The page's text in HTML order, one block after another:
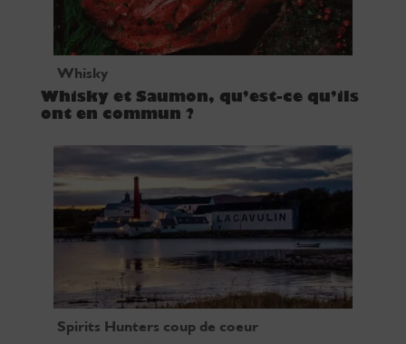
Whisky
Whisky et Saumon, qu’est-ce qu’ils
ont en commun ?
Spirits Hunters coup de coeur